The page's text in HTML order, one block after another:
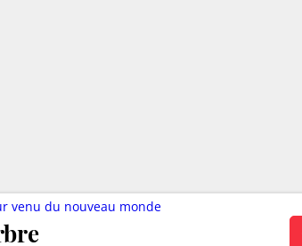
venu du nouveau monde